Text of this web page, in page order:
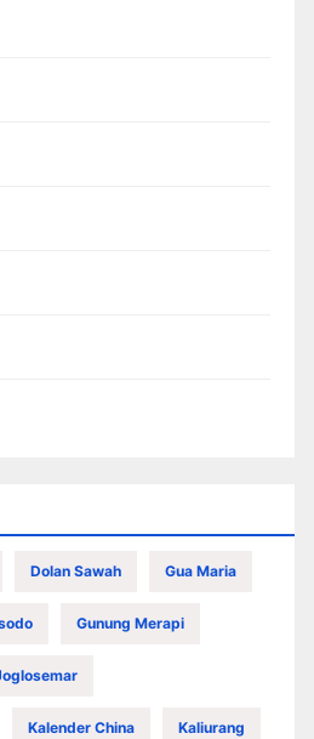
Dolan Sawah Gua Maria
Gunung Merapi
Kalender China Kaliurang